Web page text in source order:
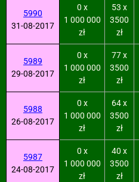
5990
31-08-2017
0 x
1 000 000
zł
53 x
3500
zł
5989
29-08-2017
0 x
1 000 000
zł
77 x
3500
zł
5988
26-08-2017
0 x
1 000 000
zł
64 x
3500
zł
5987
24-08-2017
0 x
1 000 000
zł
40 x
3500
zł